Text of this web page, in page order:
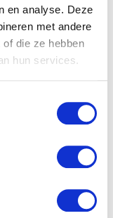
en analyse. Deze
met andere
die ze hebben
hun services.
SHOWT
IBIZA
FOTO MET BABY